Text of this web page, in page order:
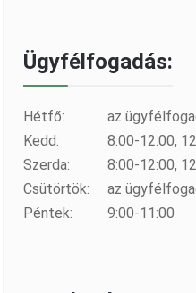
Ügyfélfogadás:
Hétfő:
az
Kedd:
8:00-12:00,
Szerda:
8:00-12:00,
Csütörtök:
az
Péntek:
9:00-11:00